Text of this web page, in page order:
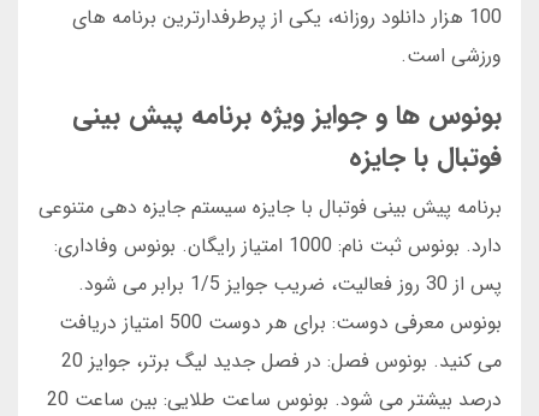
100 هزار دانلود روزانه، یکی از پرطرفدارترین برنامه های
ورزشی است.
بونوس ها و جوایز ویژه برنامه پیش بینی
فوتبال با جایزه
برنامه پیش بینی فوتبال با جایزه سیستم جایزه دهی متنوعی
دارد. بونوس ثبت نام: 1000 امتیاز رایگان. بونوس وفاداری:
پس از 30 روز فعالیت، ضریب جوایز 1/5 برابر می شود.
بونوس معرفی دوست: برای هر دوست 500 امتیاز دریافت
می کنید. بونوس فصل: در فصل جدید لیگ برتر، جوایز 20
درصد بیشتر می شود. بونوس ساعت طلایی: بین ساعت 20